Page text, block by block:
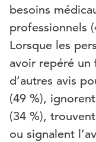
besoins
professionnels
Lorsque les
avoir repéré un
d’autres avis
(49 %),
(34 %),
ou signalent